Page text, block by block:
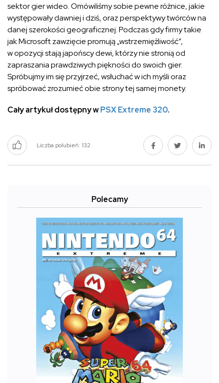
sektor gier wideo. Omówiliśmy sobie pewne różnice, jakie
występowały dawniej i dziś, oraz perspektywy twórców na
danej szerokości geograficznej. Podczas gdy firmy takie
jak Microsoft zawzięcie promują „wstrzemięźliwość”,
w opozycji stają japońscy dewi, którzy nie stronią od
zapraszania prawdziwych piękności do swoich gier.
Spróbujmy im się przyjrzeć, wsłuchać w ich myśli oraz
spróbować zrozumieć obie strony tej samej monety.
Cały artykuł dostępny wPSX Extreme 320.
Liczba polubień: 132
Polecamy